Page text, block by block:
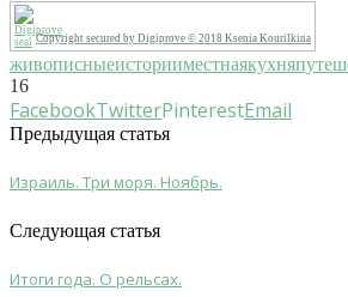
Copyright secured by Digiprove © 2018 Ksenia Kourilkina
живописныеисторииместнаякухня
16
FacebookTwitterPinterestEmail
Предыдущая статья
Израиль. Три моря. Ноябрь.
Следующая статья
Итоги года. О рельсах.